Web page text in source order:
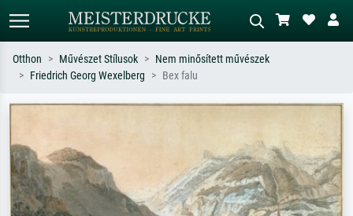
impresszionizmus, Hokusai-hullám,
akt.
egy fa mellett.
Otthon Művészet Stílusok
Nem minősített művészek
Friedrich Georg Wexelberg
Bex falu